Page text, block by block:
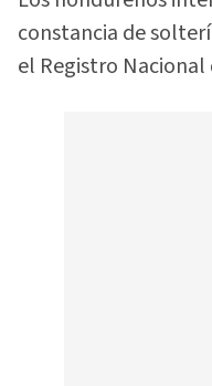
constancia de
el Registro Nacional